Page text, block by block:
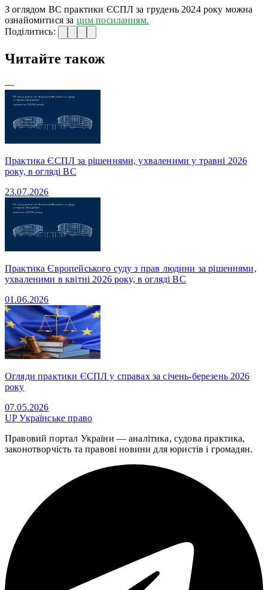
З оглядом ВС практики ЄСПЛ за грудень 2024 року можна
ознайомитися за цим посиланням.
Поділитись:
Читайте також
—
Практика ЄСПЛ за рішеннями, ухваленими у травні 2026
року, в огляді ВС
23.07.2026
Практика Європейського суду з прав людини за рішеннями,
ухваленими в квітні 2026 року, в огляді ВС
01.06.2026
Огляди практики ЄСПЛ у справах за січень-березень 2026
року
07.05.2026
UPУкраїнське право
Правовий портал України — аналітика, судова практика,
законотворчість та правові новини для юристів і громадян.